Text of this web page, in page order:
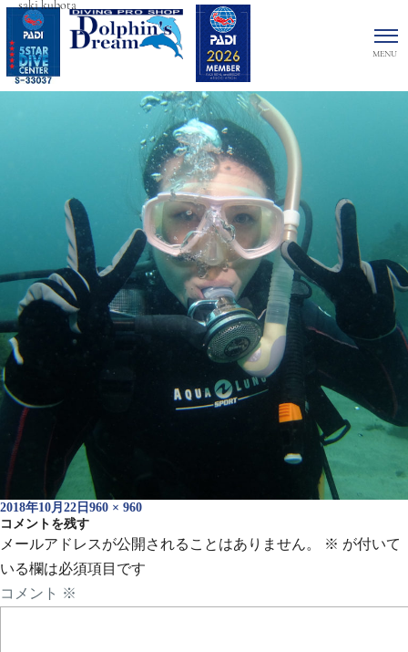
saki kubota
投
稿
日:
2018年10月22日 フ
ル
サ
ズ
960 × 960
コメントを残す
メールアドレスが公開されることはありません。 ※ が付いて
いる欄は必須項目です
コメント ※